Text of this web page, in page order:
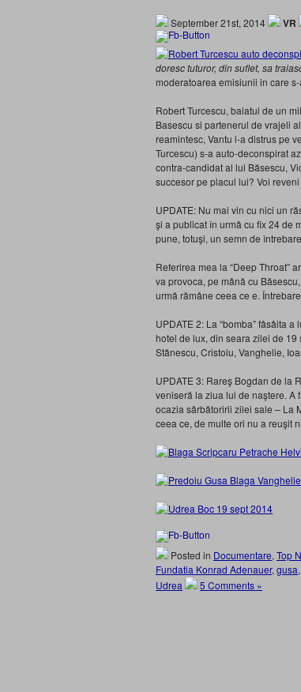
September 21st, 2014 VR
doresc tuturor, din suflet, sa
moderatoarea emisiunii in care s-
Robert Turcescu, baiatul de un
Basescu si partenerul de vrajeli
reamintesc, Vantu l-a distrus pe
Turcescu) s-a auto-deconspirat
contra-candidat al lui Băsescu,
succesor pe placul lui? Voi
UPDATE: Nu mai vin cu nici un
şi a publicat în urmă cu fix 24 de
pune, totuşi, un semn de
Referirea mea la “Deep Throat”
va provoca, pe mână cu
urmă rămâne ceea ce e.
UPDATE 2: La “bomba” fâsâita
hotel de lux, din seara zilei de 19
Stănescu, Cristoiu, Vanghelie,
UPDATE 3: Rareş Bogdan de la
veniseră la ziua lui de naştere. A
ocazia sărbătoririi zilei sale – La
ceea ce, de multe ori nu a reuşit
Posted in Documentare, Top
Fundatia Konrad Adenauer, gusa,
Udrea
5 Comments »